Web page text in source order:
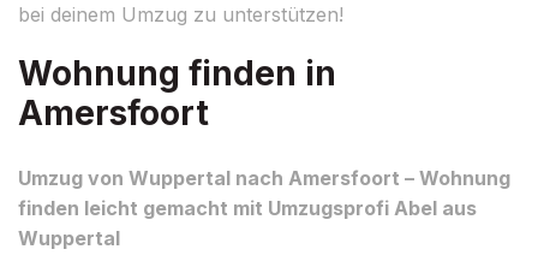
bei deinem Umzug zu unterstützen!
Wohnung finden in
Amersfoort
Umzug von Wuppertal nach Amersfoort – Wohnung
finden leicht gemacht mit Umzugsprofi Abel aus
Wuppertal